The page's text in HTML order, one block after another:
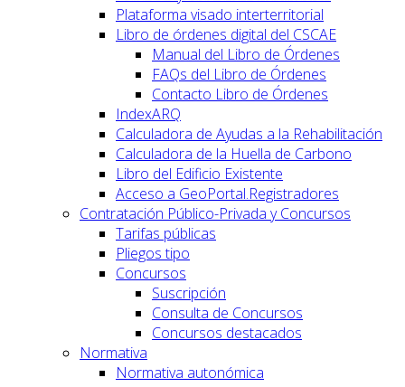
Plataforma visado interterritorial
Libro de órdenes digital del CSCAE
Manual del Libro de Órdenes
FAQs del Libro de Órdenes
Contacto Libro de Órdenes
IndexARQ
Calculadora de Ayudas a la Rehabilitación
Calculadora de la Huella de Carbono
Libro del Edificio Existente
Acceso a GeoPortal.Registradores
Contratación Público-Privada y Concursos
Tarifas públicas
Pliegos tipo
Concursos
Suscripción
Consulta de Concursos
Concursos destacados
Normativa
Normativa autonómica